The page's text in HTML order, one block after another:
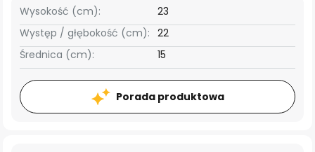
Wysokość (cm):
23
Występ / głębokość (cm): 22
Średnica (cm):
15
Porada produktowa